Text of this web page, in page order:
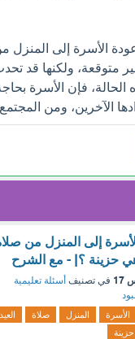
الأسرة إلى المنزل
متوقعة، ولكنها قد
الحالة، فإن الأسرة
الآخرين، ومن
إلى المنزل من
حزينة ؟| - مع الشرح
في تصنيف أسئلة تعليمية
الأسرة المنزل صلاة
العيد
حزينة